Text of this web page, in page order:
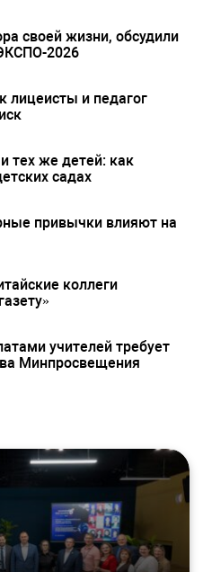
своей жизни, обсудили
2026
лицеисты и педагог
тех же детей: как
садах
привычки влияют на
коллеги
учителей требует
Минпросвещения